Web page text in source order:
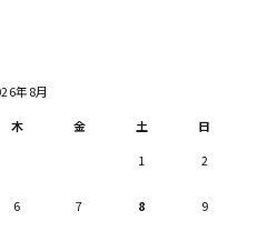
年8月
木 金 土
日
1
2
6 7 8 9